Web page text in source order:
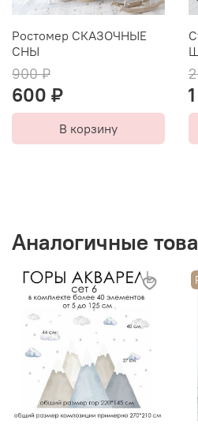
Ростомер СКАЗОЧНЫЕ
СНЫ
900 ₽
600 ₽
В корзину
Аналогичные